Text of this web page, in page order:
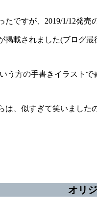
たですが、2019/1/12発
掲載されました(ブログ
う方の手書きイラストで
は、似すぎて笑いました
オリ